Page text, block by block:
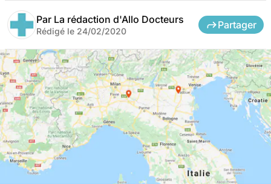
Par La rédaction d'Allo Docteurs
Rédigé le 24/02/2020
Partager